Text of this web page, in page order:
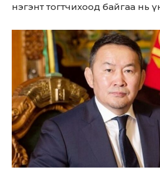
нэгэнт тогтчихоод байгаа нь